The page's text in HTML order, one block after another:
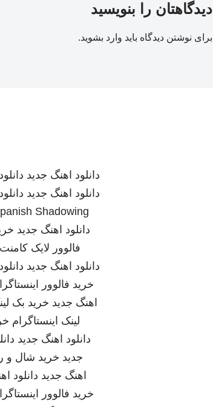
دیدگاهتان را بنویسید
برای نوشتن دیدگاه باید وارد بشوید.
دانلود اهنگ جدید
دانلود اهنگ جدید
Shadowing
دانلود اهنگ جدید
فالوور لایک
دانلود اهنگ جدید
خرید فالوور
اهنگ جدید خرید بک
لینک اینستاگرام
دانلود اهنگ جدید
جدید خرید شال و
اهنگ جدید دانلود
خرید فالوور